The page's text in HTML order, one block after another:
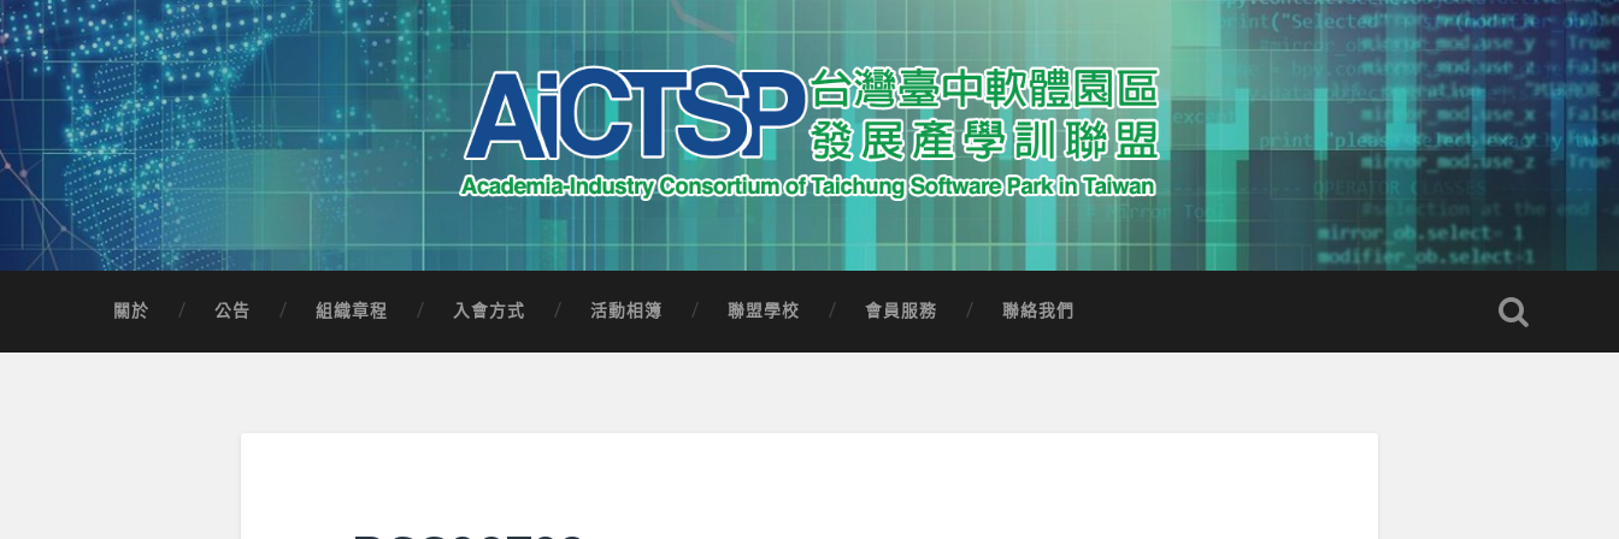
Skip
to
content
Search
AICTSP 台灣臺中軟體園區發展產學訓聯盟
Academia-Industry Consortium of Taichung Software Park in Taiwan
關於 公告 組織章程 入會方式 活動相簿 聯盟學校 會員服務 聯絡我們